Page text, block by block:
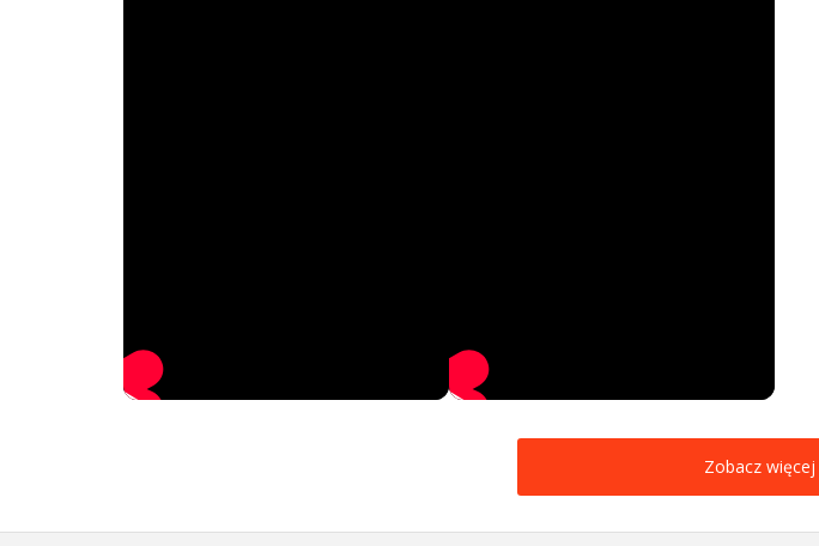
Zobacz więcej